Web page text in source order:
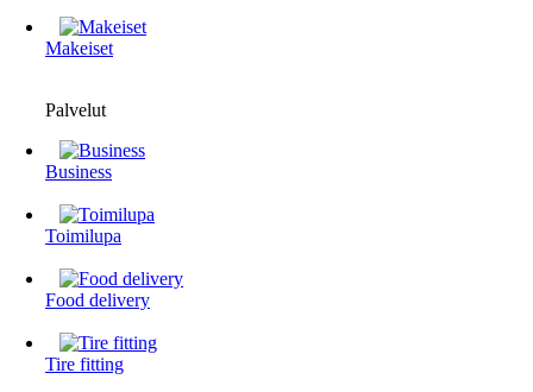
Makeiset
Palvelut
Business
Toimilupa
Food delivery
Tire fitting